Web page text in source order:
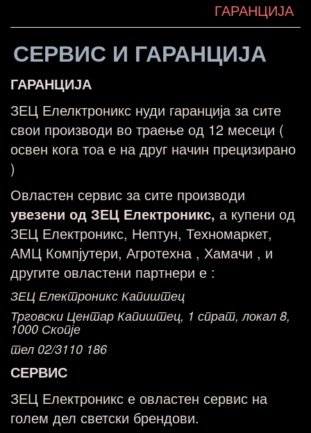
ГАРАНЦИЈА
СЕРВИС И ГАРАНЦИЈА
ГАРАНЦИЈА
ЗЕЦ Елелктроникс нуди гаранција за сите
свои производи во траење од 12 месеци (
освен кога тоа е на друг начин прецизирано
)
Овластен сервис за сите производи
увезени од ЗЕЦ Електроникс, а купени од
ЗЕЦ Електроникс, Нептун, Техномаркет,
АМЦ Компјутери, Агротехна , Хамачи , и
другите овластени партнери е :
ЗЕЦ Електроникс Капиштец
Трговски Центар Капиштец, 1 спрат, локал 8,
1000 Скопје
тел 02/3110 186
СЕРВИС
ЗЕЦ Електроникс е овластен сервис на
голем дел светски брендови.